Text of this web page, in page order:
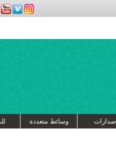
وسائط متعددة